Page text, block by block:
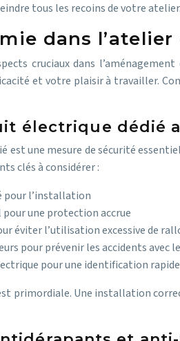
tous les recoins de votre atelier.
dans
cruciaux dans
et votre plaisir à travailler.
électrique dédié
est une mesure de sécurité
clés à considérer :
pour l’installation
une protection accrue
éviter l’utilisation excessive de
pour prévenir les accidents avec
pour une identification rapide
primordiale. Une installation